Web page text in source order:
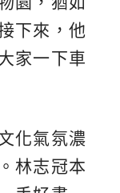
下來，他
家一下車
化氣氛濃
林志冠本